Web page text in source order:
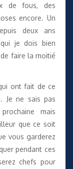
de fous, des
encore. Un
deux ans
je dois bien
faire la moitié
ont fait de ce
Je ne sais pas
mais
que ce soit
vous garderez
pendant ces
chefs pour